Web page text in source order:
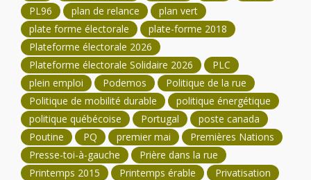
PL96
plan de relance
plan vert
plate forme électorale
plate-forme 2018
Plateforme électorale 2026
Plateforme électorale Solidaire 2026
PLC
plein emploi
Podemos
Politique de la rue
Politique de mobilité durable
politique énergétique
politique québécoise
Portugal
poste canada
Poutine
PQ premier mai
Premières Nations
Presse-toi-à-gauche
Prière dans la rue
Printemps 2015
Printemps érable
Privatisation